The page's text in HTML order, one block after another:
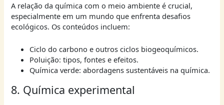
A relação da química com o meio ambiente é crucial,
especialmente em um mundo que enfrenta desafios
ecológicos. Os conteúdos incluem:
Ciclo do carbono e outros ciclos biogeoquímicos.
Poluição: tipos, fontes e efeitos.
Química verde: abordagens sustentáveis na química.
8. Química experimental